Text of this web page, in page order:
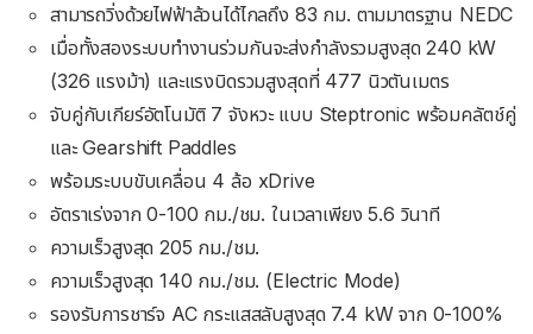
สามารถวิ่งด้วยไฟฟ้าล้วนได้ไกลถึง 83 กม. ตามมาตรฐาน NEDC
เมื่อทั้งสองระบบทำงานร่วมกันจะส่งกำลังรวมสูงสุด 240 kW
(326 แรงม้า) และแรงบิดรวมสูงสุดที่ 477 นิวตันเมตร
จับคู่กับเกียร์อัตโนมัติ 7จังหวะ แบบ Steptronic พร้อมคลัตช์คู่
และGearshift Paddles
พร้อมระบบขับเคลื่อน 4 ล้อ xDrive
อัตราเร่งจาก 0-100 กม./ชม. ในเวลาเพียง 5.6 วินาที
ความเร็วสูงสุด 205 กม./ชม.
ความเร็วสูงสุด 140 กม./ชม. (Electric Mode)
รองรับการชาร์จ AC กระแสสลับสูงสุด 7.4 kW จาก 0-100%